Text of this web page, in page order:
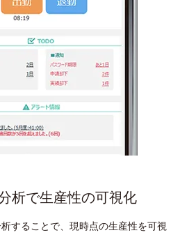
析で生産性の可視化
することで、現時点の生産性を可視